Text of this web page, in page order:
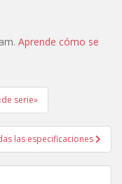
Aprende cómo se
serie»
las especificaciones